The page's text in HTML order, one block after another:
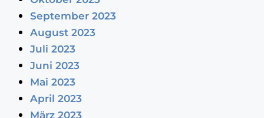
September 2023
August 2023
Juli 2023
Juni 2023
Mai 2023
April 2023
März 2023